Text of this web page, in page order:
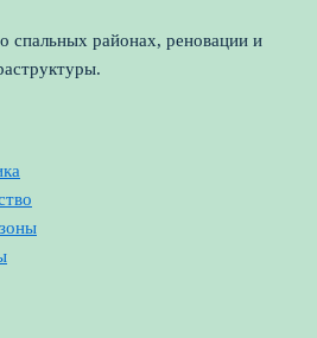
районах, реновации и